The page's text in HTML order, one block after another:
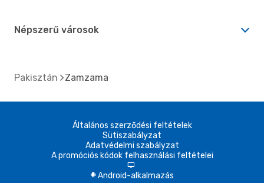
Népszerű városok
Pakisztán Zamzama
Általános szerződési feltételek
Sütiszabályzat
Adatvédelmi szabályzat
A promóciós kódok felhasználási feltételei
d
A Android-alkalmazás